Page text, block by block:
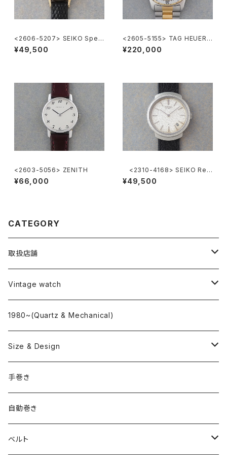
<2606-5207> SEIKO Speci
al
¥49,500
<2605-5155> TAG HEUER 2
000 Chronograph
¥220,000
<2603-5056> ZENITH
¥66,000
<2310-4168> SEIKO Ref.
2419-0010
¥49,500
CATEGORY
取扱店舗
L o'clock
"delve"
Vintage watch
海外ブランド
OMEGA
ROLEX
国産ブランド
SEIKO
CITIZEN
1980~(Quartz & Mechanical)
Size & Design
~24.9mm
25mm~29.9mm
30mm~34.9mm
手巻き
自動巻き
ベルト